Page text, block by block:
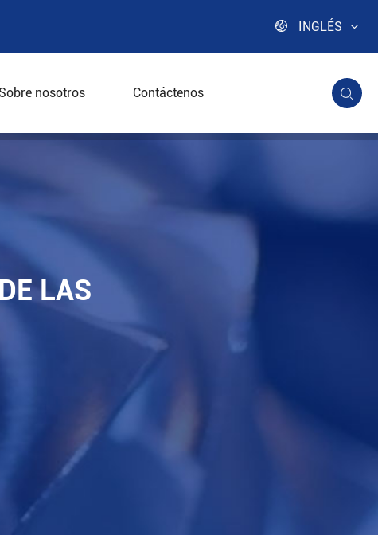
 INGLÉS
Sobre nosotros Contáctenos 
LAS